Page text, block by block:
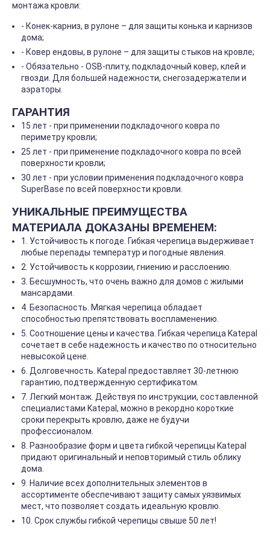
монтажа кровли:
- Конек-карниз, в рулоне – для защиты конька и карнизов
дома;
- Ковер ендовы, в рулоне – для защиты стыков на кровле;
- Обязательно - OSB-плиту, подкладочный ковер, клей и
гвозди. Для большей надежности, снегозадержатели и
аэраторы.
ГАРАНТИЯ
15 лет - при применении подкладочного ковра по
периметру кровли;
25 лет - при применение подкладочного ковра по всей
поверхности кровли;
30 лет - при условии применения подкладочного ковра
SuperBase по всей поверхности кровли.
УНИКАЛЬНЫЕ ПРЕИМУЩЕСТВА
МАТЕРИАЛА ДОКАЗАНЫ ВРЕМЕНЕМ:
1. Устойчивость к погоде. Гибкая черепица выдерживает
любые перепады температур и погодные явления.
2. Устойчивость к коррозии, гниению и расслоению.
3. Бесшумность, что очень важно для домов с жилыми
мансардами.
4. Безопасность. Мягкая черепица обладает
способностью препятствовать воспламенению.
5. Соотношение цены и качества. Гибкая черепица Katepal
сочетает в себе надежность и качество по относительно
невысокой цене.
6. Долговечность. Katepal предоставляет 30-летнюю
гарантию, подтвержденную сертификатом.
7. Легкий монтаж. Действуя по инструкции, составленной
специалистами Katepal, можно в рекордно короткие
сроки перекрыть кровлю, даже не будучи
профессионалом.
8. Разнообразие форм и цвета гибкой черепицы Katepal
придают оригинальный и неповторимый стиль облику
дома.
9. Наличие всех дополнительных элементов в
ассортименте обеспечивают защиту самых уязвимых
мест, что позволяет создать идеальную кровлю.
10. Срок службы гибкой черепицы свыше 50 лет!